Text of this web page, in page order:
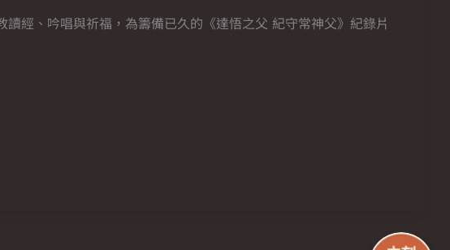
經、吟唱與祈福，為籌備已久的《達悟之父 紀守常神父》紀錄片